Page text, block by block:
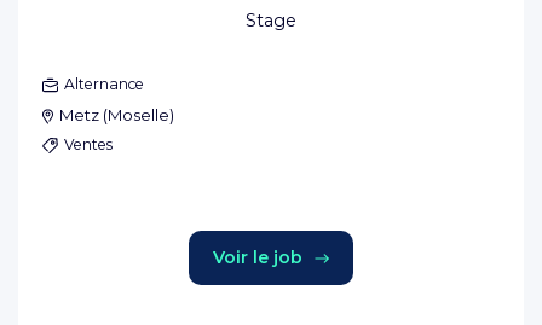
Stage
Alternance
Metz (Moselle)
Ventes
Voir le job